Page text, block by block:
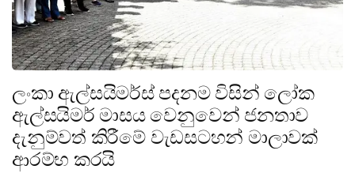
ලංකා ඇල්සයිමර්ස් පදනම විසින් ලෝක
ඇල්සයිමර් මාසය වෙනුවෙන් ජනතාව
දැනුම්වත් කිරීමේ වැඩසටහන් මාලාවක්
ආරම්භ කරයි